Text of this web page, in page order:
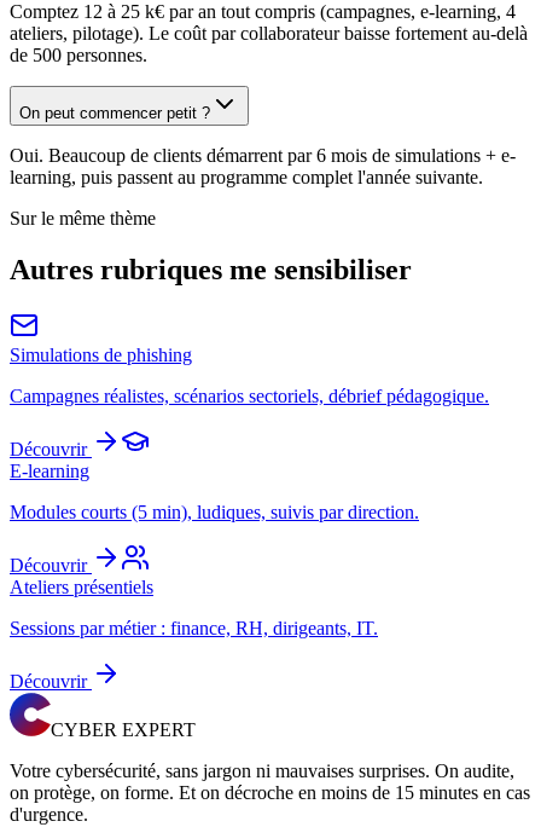
Comptez 12 à 25 k€ par an tout compris (campagnes, e-learning, 4
ateliers, pilotage). Le coût par collaborateur baisse fortement au-delà
de 500 personnes.
On peut commencer petit ?
Oui. Beaucoup de clients démarrent par 6 mois de simulations + e-
learning, puis passent au programme complet l'année suivante.
Sur le même thème
Autres rubriques me sensibiliser
Simulations de phishing
Campagnes réalistes, scénarios sectoriels, débrief pédagogique.
Découvrir
E-learning
Modules courts (5 min), ludiques, suivis par direction.
Découvrir
Ateliers présentiels
Sessions par métier : finance, RH, dirigeants, IT.
Découvrir
CYBER EXPERT
Votre cybersécurité, sans jargon ni mauvaises surprises. On audite,
on protège, on forme. Et on décroche en moins de 15 minutes en cas
d'urgence.